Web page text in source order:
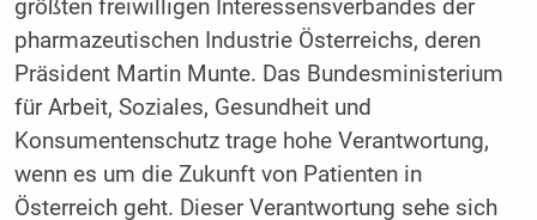
größten freiwilligen Interessensverbandes der
pharmazeutischen Industrie Österreichs, deren
Präsident Martin Munte. Das Bundesministerium
für Arbeit, Soziales, Gesundheit und
Konsumentenschutz trage hohe Verantwortung,
wenn es um die Zukunft von Patienten in
Österreich geht. Dieser Verantwortung sehe sich